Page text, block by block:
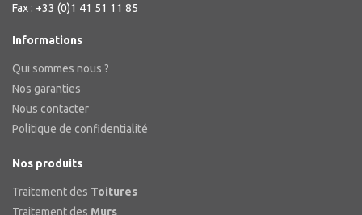
Fax : +33 (0)1 41 51 11 85
Informations
Qui sommes nous ?
Nos garanties
Nous contacter
Politique de confidentialité
Nos produits
Traitement des Toitures
Traitement des Murs